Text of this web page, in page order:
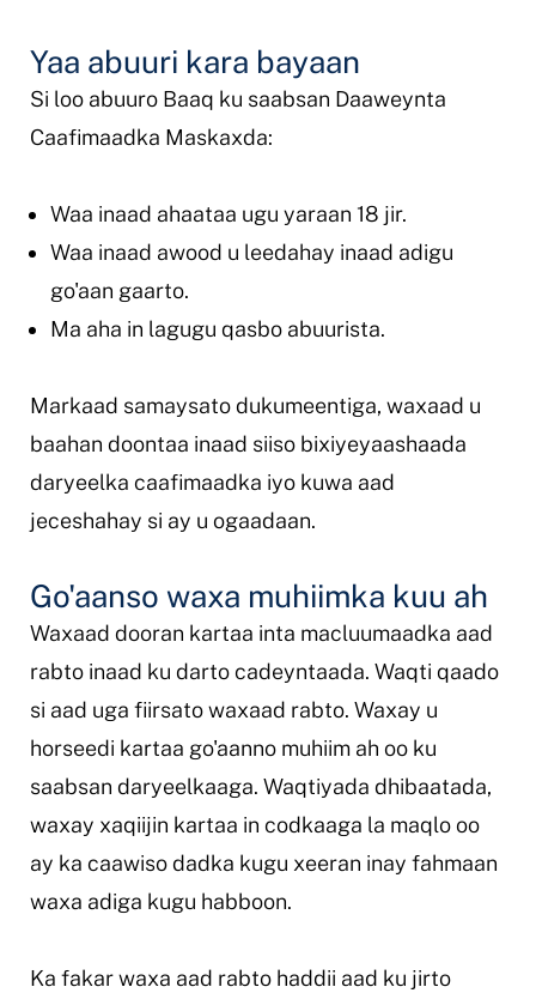
Yaa abuuri kara bayaan
Si loo abuuro Baaq ku saabsan Daaweynta
Caafimaadka Maskaxda:
Waa inaad ahaataa ugu yaraan 18 jir.
Waa inaad awood u leedahay inaad adigu
go'aan gaarto.
Ma aha in lagugu qasbo abuurista.
Markaad samaysato dukumeentiga, waxaad u
baahan doontaa inaad siiso bixiyeyaashaada
daryeelka caafimaadka iyo kuwa aad
jeceshahay si ay u ogaadaan.
Go'aanso waxa muhiimka kuu ah
Waxaad dooran kartaa inta macluumaadka aad
rabto inaad ku darto cadeyntaada. Waqti qaado
si aad uga fiirsato waxaad rabto. Waxay u
horseedi kartaa go'aanno muhiim ah oo ku
saabsan daryeelkaaga. Waqtiyada dhibaatada,
waxay xaqiijin kartaa in codkaaga la maqlo oo
ay ka caawiso dadka kugu xeeran inay fahmaan
waxa adiga kugu habboon.
Ka fakar waxa aad rabto haddii aad ku jirto